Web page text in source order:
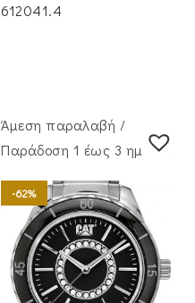
612041.4
Άμεση παραλαβή /
Παράδoση 1 έως 3 ημέρες
-62%